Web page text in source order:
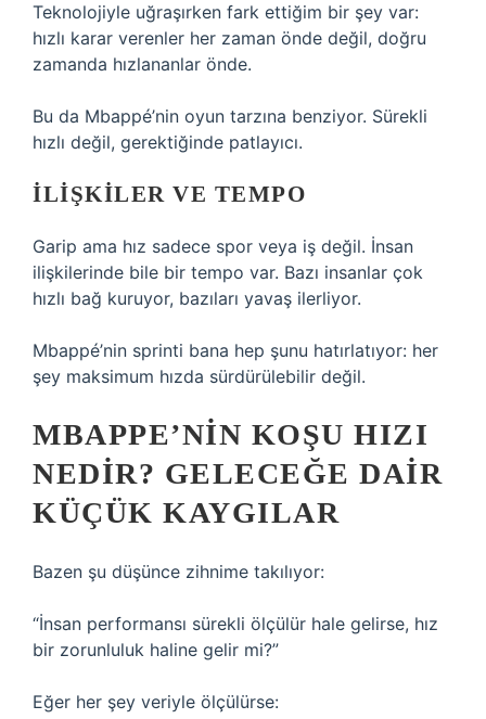
Teknolojiyle uğraşırken fark ettiğim bir şey var:
hızlı karar verenler her zaman önde değil, doğru
zamanda hızlananlar önde.
Bu da Mbappé’nin oyun tarzına benziyor. Sürekli
hızlı değil, gerektiğinde patlayıcı.
İLIŞKILER VE TEMPO
Garip ama hız sadece spor veya iş değil. İnsan
ilişkilerinde bile bir tempo var. Bazı insanlar çok
hızlı bağ kuruyor, bazıları yavaş ilerliyor.
Mbappé’nin sprinti bana hep şunu hatırlatıyor: her
şey maksimum hızda sürdürülebilir değil.
MBAPPE’NIN KOŞU HIZI
NEDIR? GELECEĞE DAIR
KÜÇÜK KAYGILAR
Bazen şu düşünce zihnime takılıyor:
“İnsan performansı sürekli ölçülür hale gelirse, hız
bir zorunluluk haline gelir mi?”
Eğer her şey veriyle ölçülürse: